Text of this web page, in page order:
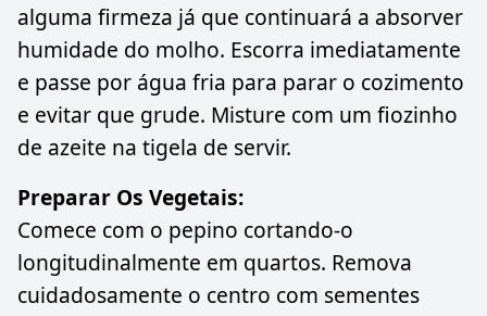
alguma firmeza já que continuará a absorver
humidade do molho. Escorra imediatamente
e passe por água fria para parar o cozimento
e evitar que grude. Misture com um fiozinho
de azeite na tigela de servir.
Preparar Os Vegetais:
Comece com o pepino cortando-o
longitudinalmente em quartos. Remova
cuidadosamente o centro com sementes